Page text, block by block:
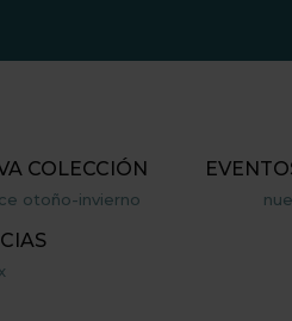
COLECCIÓN
otoño-invierno